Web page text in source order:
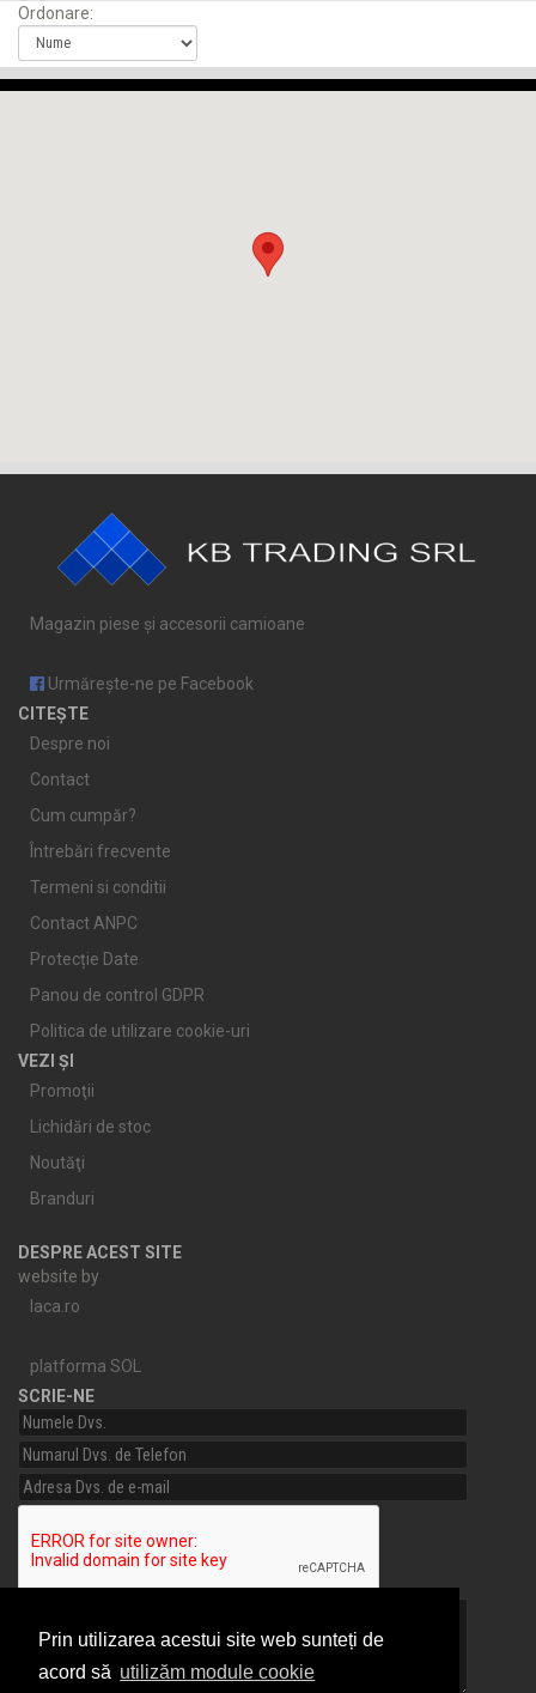
Prin utilizarea acestui site web sunteți de
acord să utilizăm module cookie
Ordonare:
Magazin piese și accesorii camioane
Urmărește-ne pe Facebook
CITEȘTE
Despre noi
Contact
Cum cumpăr?
Întrebări frecvente
Termeni si conditii
Contact ANPC
Protecție Date
Panou de control GDPR
Politica de utilizare cookie-uri
VEZI ȘI
Promoţii
Lichidări de stoc
Noutăţi
Branduri
DESPRE ACEST SITE
website by
laca.ro
platforma SOL
SCRIE-NE